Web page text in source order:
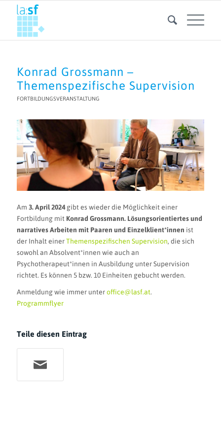
Konrad Grossmann –
Themenspezifische Supervision
FORTBILDUNGSVERANSTALTUNG
Am 3. April 2024gibt es wieder die Möglichkeit einer
Fortbildung mit Konrad Grossmann. Lösungsorientiertes und
narratives Arbeiten mit Paaren und Einzelklient*innen ist
der Inhalt einerThemenspezifischen Supervision, die sich
sowohl an Absolvent*innen wie auch an
Psychotherapeut*innen in Ausbildung unter Supervision
richtet. Es können 5 bzw. 10 Einheiten gebucht werden.
Anmeldung wie immer unteroffice@lasf.at.
Programmflyer
Teile diesen Eintrag